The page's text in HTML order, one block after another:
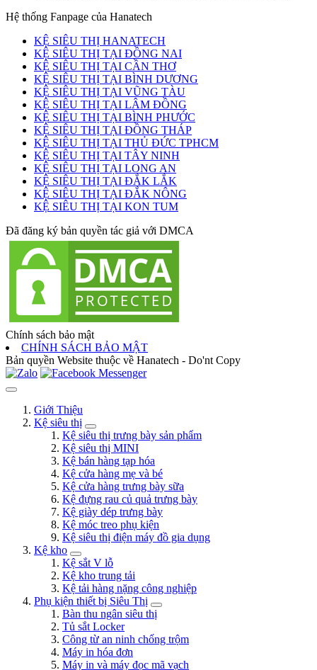
Hệ thống Fanpage của Hanatech
KỆ SIÊU THỊ HANATECH
KỆ SIÊU THỊ TẠI ĐỒNG NAI
KỆ SIÊU THỊ TẠI CẦN THƠ
KỆ SIÊU THỊ TẠI BÌNH DƯƠNG
KỆ SIÊU THỊ TẠI VŨNG TÀU
KỆ SIÊU THỊ TẠI LÂM ĐỒNG
KỆ SIÊU THỊ TẠI BÌNH PHƯỚC
KỆ SIÊU THỊ TẠI ĐỒNG THÁP
KỆ SIÊU THỊ TẠI THỦ ĐỨC TPHCM
KỆ SIÊU THỊ TẠI TÂY NINH
KỆ SIÊU THỊ TẠI LONG AN
KỆ SIÊU THỊ TẠI ĐẮK LẮK
KỆ SIÊU THỊ TẠI ĐẮK NÔNG
KỆ SIÊU THỊ TẠI KON TUM
Đã đăng ký bản quyền tác giả với DMCA
Chính sách bảo mật
CHÍNH SÁCH BẢO MẬT
Bản quyền Website thuộc về Hanatech - Do'nt Copy
Giới Thiệu
Kệ siêu thị
Kệ siêu thị trưng bày sản phẩm
Kệ siêu thị MINI
Kệ bán hàng tạp hóa
Kệ cửa hàng mẹ và bé
Kệ cửa hàng trưng bày sữa
Kệ đựng rau củ quả trưng bày
Kệ giày dép trưng bày
Kệ móc treo phụ kiện
Kệ siêu thị điện máy đồ gia dụng
Kệ kho
Kệ sắt V lỗ
Kệ kho trung tải
Kệ tải hàng nặng công nghiệp
Phụ kiện thiết bị Siêu Thị
Bàn thu ngân siêu thị
Tủ sắt Locker
Công từ an ninh chống trộm
Máy in hóa đơn
Máy in và máy đọc mã vạch